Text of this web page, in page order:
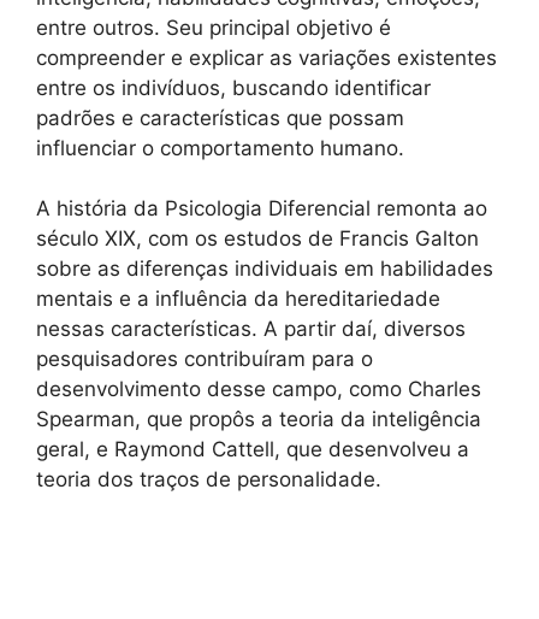
entre outros. Seu principal objetivo é
compreender e explicar as variações existentes
entre os indivíduos, buscando identificar
padrões e características que possam
influenciar o comportamento humano.
A história da Psicologia Diferencial remonta ao
século XIX, com os estudos de Francis Galton
sobre as diferenças individuais em habilidades
mentais e a influência da hereditariedade
nessas características. A partir daí, diversos
pesquisadores contribuíram para o
desenvolvimento desse campo, como Charles
Spearman, que propôs a teoria da inteligência
geral, e Raymond Cattell, que desenvolveu a
teoria dos traços de personalidade.